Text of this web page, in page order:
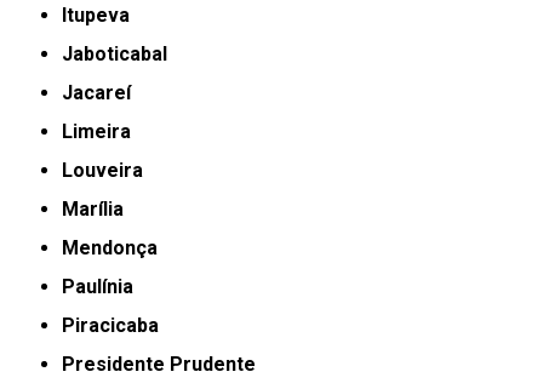
Itupeva
Jaboticabal
Jacareí
Limeira
Louveira
Marília
Mendonça
Paulínia
Piracicaba
Presidente Prudente